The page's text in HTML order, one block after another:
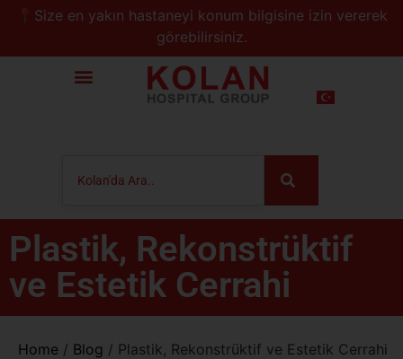
📍Size en yakın hastaneyi konum bilgisine izin vererek
görebilirsiniz.
Plastik, Rekonstrüktif
ve Estetik Cerrahi
Home / Blog / Plastik, Rekonstrüktif ve Estetik Cerrahi